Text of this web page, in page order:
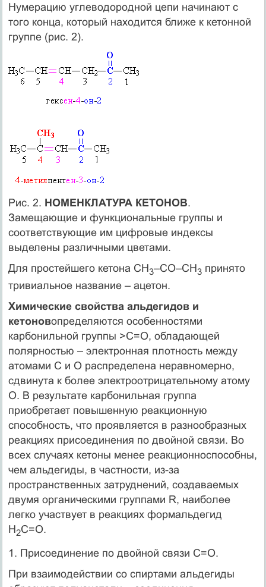
Нумерацию углеводородной цепи начинают с
того конца, который находится ближе к кетонной
группе (рис. 2).
Рис. 2. НОМЕНКЛАТУРА КЕТОНОВ.
Замещающие и функциональные группы и
соответствующие им цифровые индексы
выделены различными цветами.
Для простейшего кетона CH3–CO–CH3 принято
тривиальное название – ацетон.
Химические свойства альдегидов и
кетоновопределяются особенностями
карбонильной группы >C=O, обладающей
полярностью – электронная плотность между
атомами С и О распределена неравномерно,
сдвинута к более электроотрицательному атому
О. В результате карбонильная группа
приобретает повышенную реакционную
способность, что проявляется в разнообразных
реакциях присоединения по двойной связи. Во
всех случаях кетоны менее реакционноспособны,
чем альдегиды, в частности, из-за
пространственных затруднений, создаваемых
двумя органическими группами R, наиболее
легко участвует в реакциях формальдегид
Н2С=О.
1. Присоединение по двойной связи С=О.
При взаимодействии со спиртами альдегиды